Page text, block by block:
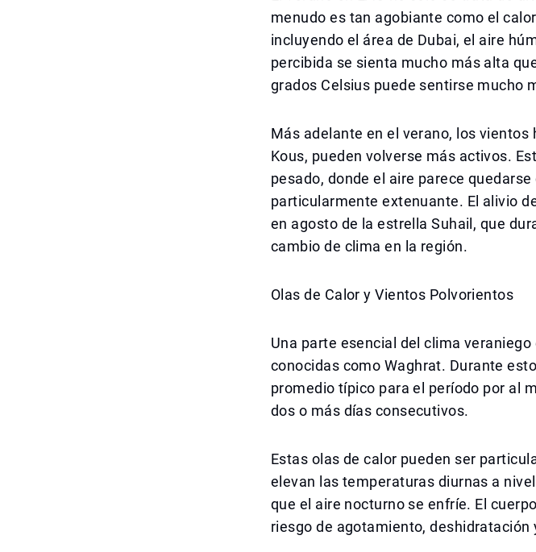
menudo es tan agobiante como el
incluyendo el área de Dubai, el aire
percibida se sienta mucho más alta
grados Celsius puede sentirse mucho
Más adelante en el verano, los
Kous, pueden volverse más activos.
pesado, donde el aire parece
particularmente extenuante. El alivio
en agosto de la estrella Suhail, que
cambio de clima en la región.
Olas de Calor y Vientos Polvorientos
Una parte esencial del clima
conocidas como Waghrat. Durante
promedio típico para el período por al
dos o más días consecutivos.
Estas olas de calor pueden ser
elevan las temperaturas diurnas a
que el aire nocturno se enfríe. El
riesgo de agotamiento, deshidratación